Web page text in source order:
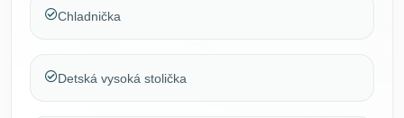
Chladnička
Detská vysoká stolička